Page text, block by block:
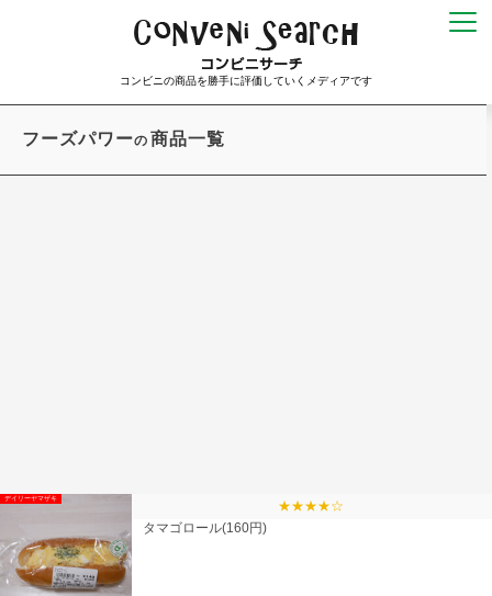
コンビニの商品を勝手に評価していくメディアです
フーズパワーの 商品一覧
デイリーヤマザキ
★★★★☆
タマゴロール(160円)